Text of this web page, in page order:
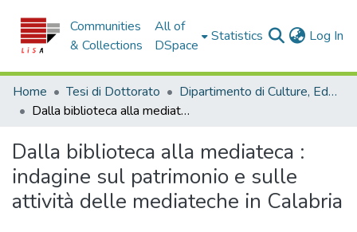
Communities
& Collections
All of
DSpace
Statistics Log In
Home Tesi di Dottorato
Dipartimento di Culture, Educazione e Società - Tesi di Dottorato
Dalla biblioteca alla mediateca : indagine sul patrimonio e sulle attività delle mediateche in Calabria
Dalla biblioteca alla mediateca :
indagine sul patrimonio e sulle
attività delle mediateche in Calabria